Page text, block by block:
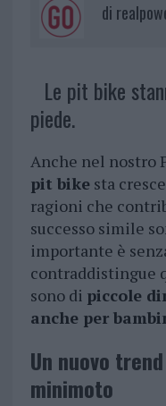
di
Le pit bike
piede.
Anche nel nostro
pit bikesta
ragioni che
successo simile
importante è
contraddistingue
sono di piccole
anche per
Un nuovo
minimoto